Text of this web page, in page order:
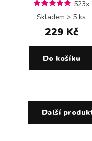
523x
Skladem > 5 ks
229 Kč
Do košíku
Další